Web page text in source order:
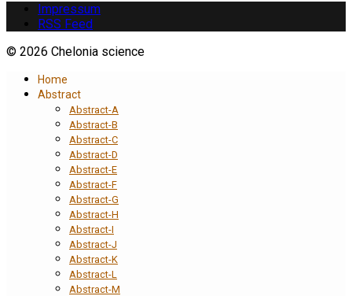
Impressum
RSS Feed
© 2026 Chelonia science
Home
Abstract
Abstract-A
Abstract-B
Abstract-C
Abstract-D
Abstract-E
Abstract-F
Abstract-G
Abstract-H
Abstract-I
Abstract-J
Abstract-K
Abstract-L
Abstract-M